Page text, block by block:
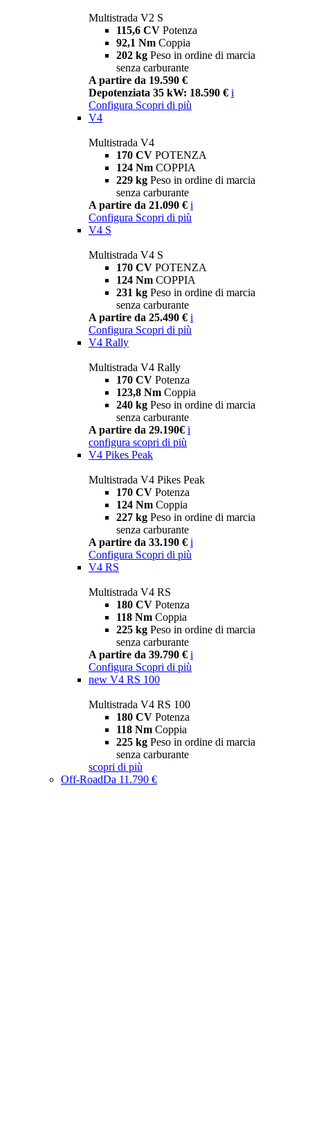
Multistrada V2 S
115,6 CV Potenza
92,1 Nm Coppia
202 kg Peso in ordine di marcia
senza carburante
A partire da 19.590 €
Depotenziata 35 kW: 18.590 € i
Configura Scopri di più
V4
Multistrada V4
170 CV POTENZA
124 Nm COPPIA
229 kg Peso in ordine di marcia
senza carburante
A partire da 21.090 € i
Configura Scopri di più
V4 S
Multistrada V4 S
170 CV POTENZA
124 Nm COPPIA
231 kg Peso in ordine di marcia
senza carburante
A partire da 25.490 € i
Configura Scopri di più
V4 Rally
Multistrada V4 Rally
170 CV Potenza
123,8 Nm Coppia
240 kg Peso in ordine di marcia
senza carburante
A partire da 29.190€ i
configura scopri di più
V4 Pikes Peak
Multistrada V4 Pikes Peak
170 CV Potenza
124 Nm Coppia
227 kg Peso in ordine di marcia
senza carburante
A partire da 33.190 € i
Configura Scopri di più
V4 RS
Multistrada V4 RS
180 CV Potenza
118 Nm Coppia
225 kg Peso in ordine di marcia
senza carburante
A partire da 39.790 € i
Configura Scopri di più
new V4 RS 100
Multistrada V4 RS 100
180 CV Potenza
118 Nm Coppia
225 kg Peso in ordine di marcia
senza carburante
scopri di più
Off-RoadDa 11.790 €